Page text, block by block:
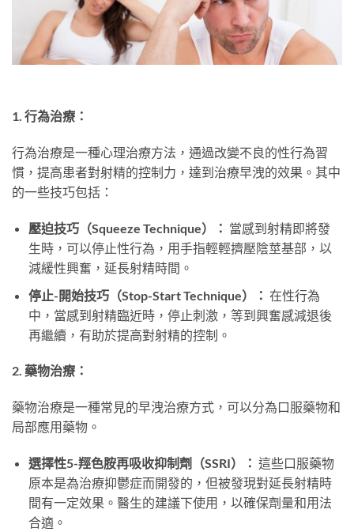
1. 行為治療：
行為治療是一種心理治療方法，通過改變不良的性行為習
慣，提高患者對射精的控制力，達到治療早洩的效果。其中
的一些技巧包括：
壓迫技巧（Squeeze Technique）： 當感到射精即將發
生時，可以停止性行為，用手指輕輕擠壓陰莖基部，以
減緩性興奮，延長射精時間。
停止-開始技巧（Stop-Start Technique）： 在性行為
中，當感到射精臨近時，停止刺激，等到興奮感減退後
再繼續，有助於提高對射精的控制。
2. 藥物治療：
藥物治療是一種常見的早洩治療方式，可以分為口服藥物和
局部應用藥物。
選擇性5-羥色胺再吸收抑制劑（SSRI）： 這些口服藥物
原本是為治療抑鬱症而開發的，但被發現對延長射精時
間有一定效果。醫生的建議下使用，以確保劑量和用法
合適。